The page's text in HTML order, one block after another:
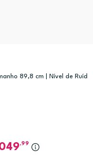
89,8 cm | Nível de Ruíd
,99